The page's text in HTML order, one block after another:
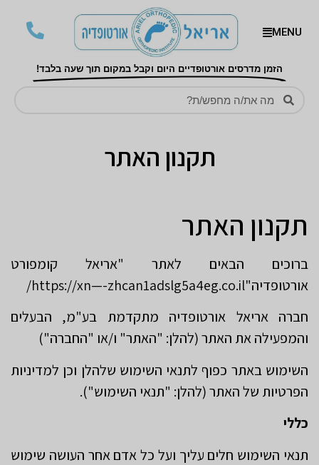
MENU
הזמן מדרסים אורטופדיים היום וקבל במקום תוך שעה בלבד!
תקנון האתר
תקנון האתר
ברוכים הבאים לאתר "אריאל קומפורט
אורטופדיה"https://xn—-zhcan1adslg5a4eg.co.il/
חברה אריאל אורטופדיה מתקדמת בע"מ, הבעלים
והמפעילה את האתר (להלן: "האתר" ו/או "החברה")
השימוש באתר כפוף לתנאי השימוש שלהלן וכן למדיניות
הפרטיות של האתר (להלן: "תנאי השימוש").
כללי
תנאי השימוש חלים עליך ועל כל אדם אחר העושה שימוש